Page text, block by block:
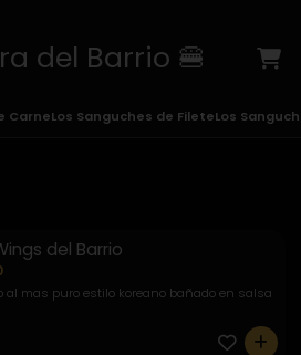
del Barrio 🍔
CarneLos Sanguches de FileteLos
del Barrio
al mas puro estilo koreano bañado en salsa
0